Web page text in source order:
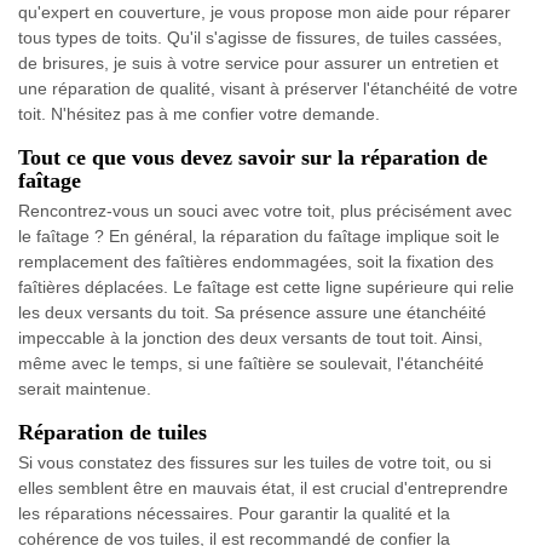
qu'expert en couverture, je vous propose mon aide pour réparer
tous types de toits. Qu'il s'agisse de fissures, de tuiles cassées,
de brisures, je suis à votre service pour assurer un entretien et
une réparation de qualité, visant à préserver l'étanchéité de votre
toit. N'hésitez pas à me confier votre demande.
Tout ce que vous devez savoir sur la réparation de
faîtage
Rencontrez-vous un souci avec votre toit, plus précisément avec
le faîtage ? En général, la réparation du faîtage implique soit le
remplacement des faîtières endommagées, soit la fixation des
faîtières déplacées. Le faîtage est cette ligne supérieure qui relie
les deux versants du toit. Sa présence assure une étanchéité
impeccable à la jonction des deux versants de tout toit. Ainsi,
même avec le temps, si une faîtière se soulevait, l'étanchéité
serait maintenue.
Réparation de tuiles
Si vous constatez des fissures sur les tuiles de votre toit, ou si
elles semblent être en mauvais état, il est crucial d'entreprendre
les réparations nécessaires. Pour garantir la qualité et la
cohérence de vos tuiles, il est recommandé de confier la